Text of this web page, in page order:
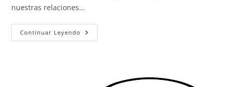
nuestras relaciones…
Continuar Leyendo La
Familia